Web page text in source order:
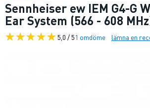
Sennheiser ew IEM G4-G
Ear System (566 - 608
5,0 / 51 omdöme lämna en